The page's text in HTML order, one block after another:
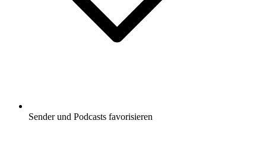
Sender und Podcasts favorisieren